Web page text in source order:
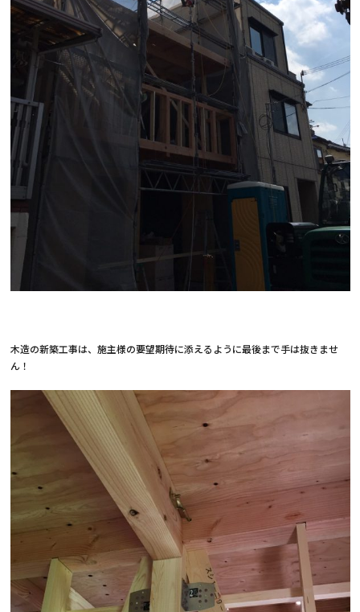
木造の新築工事は、施主様の要望期待に添えるように最後まで手は抜きませ
ん！